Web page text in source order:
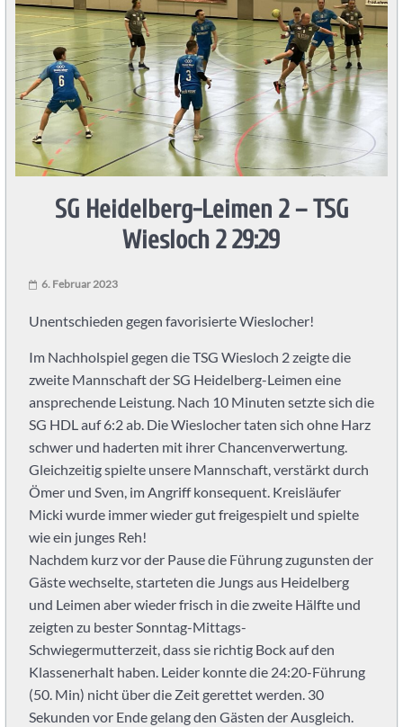
Leimen
und
PSV
Knights
Heidelberg
mit
SG
Heidelberg-
Leimen:
PSV
Heidelberg
Abteilung
Handball.
Handball
für
Kinder,
Jugendliche
und
Erwachsene.
Du
suchst
als
Student
SG Heidelberg-Leimen 2 – TSG
Wiesloch 2 29:29
6. Februar 2023
Unentschieden gegen favorisierte Wieslocher!
Im Nachholspiel gegen die TSG Wiesloch 2 zeigte die
zweite Mannschaft der SG Heidelberg-Leimen eine
ansprechende Leistung. Nach 10 Minuten setzte sich die
SG HDL auf 6:2 ab. Die Wieslocher taten sich ohne Harz
schwer und haderten mit ihrer Chancenverwertung.
Gleichzeitig spielte unsere Mannschaft, verstärkt durch
Ömer und Sven, im Angriff konsequent. Kreisläufer
Micki wurde immer wieder gut freigespielt und spielte
wie ein junges Reh!
Nachdem kurz vor der Pause die Führung zugunsten der
Gäste wechselte, starteten die Jungs aus Heidelberg
und Leimen aber wieder frisch in die zweite Hälfte und
zeigten zu bester Sonntag-Mittags-
Schwiegermutterzeit, dass sie richtig Bock auf den
Klassenerhalt haben. Leider konnte die 24:20-Führung
(50. Min) nicht über die Zeit gerettet werden. 30
Sekunden vor Ende gelang den Gästen der Ausgleich.